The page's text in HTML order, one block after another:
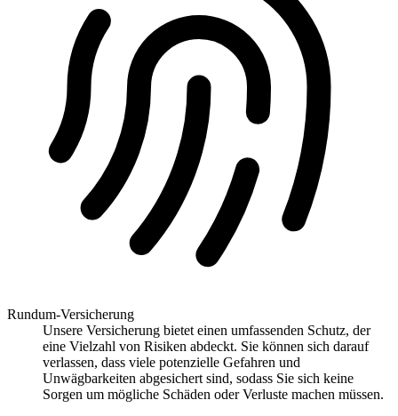
Rundum-Versicherung
Unsere Versicherung bietet einen umfassenden Schutz, der
eine Vielzahl von Risiken abdeckt. Sie können sich darauf
verlassen, dass viele potenzielle Gefahren und
Unwägbarkeiten abgesichert sind, sodass Sie sich keine
Sorgen um mögliche Schäden oder Verluste machen müssen.